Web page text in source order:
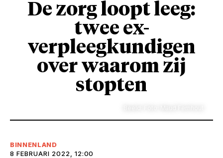
De zorg loopt leeg:
twee ex-
verpleegkundigen
over waarom zij
stopten
BINNENLAND
8 FEBRUARI 2022, 12:00